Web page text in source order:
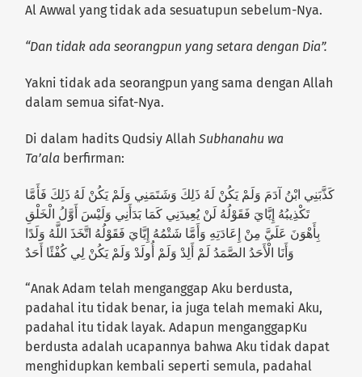
Al Awwal yang tidak ada sesuatupun sebelum-Nya.
“Dan tidak ada seorangpun yang setara dengan Dia”.
Yakni tidak ada seorangpun yang sama dengan Allah
dalam semua sifat-Nya.
Di dalam hadits Qudsiy AllahSubhanahu wa
Ta’ala berfirman:
كَذَّبَنِي ابْنُ آدَمَ وَلَمْ يَكُنْ لَهُ ذَلِكَ وَشَتَمَنِي وَلَمْ يَكُنْ لَهُ ذَلِكَ فَأَمَّا
تَكْذِيبُهُ إِيَّايَ فَقَوْلُهُ لَنْ يُعِيدَنِي كَمَا بَدَأَنِي وَلَيْسَ أَوَّلُ الْخَلْقِ
بِأَهْوَنَ عَلَيَّ مِنْ إِعَادَتِهِ وَأَمَّا شَتْمُهُ إِيَّايَ فَقَوْلُهُ اتَّخَذَ اللَّهُ وَلَدًا
وَأَنَا الْأَحَدُ الصَّمَدُ لَمْ أَلِدْ وَلَمْ أُولَدْ وَلَمْ يَكُنْ لِي كُفْئًا أَحَدٌ
“Anak Adam telah menganggap Aku berdusta,
padahal itu tidak benar, ia juga telah memaki Aku,
padahal itu tidak layak. Adapun menganggapKu
berdusta adalah ucapannya bahwa Aku tidak dapat
menghidupkan kembali seperti semula, padahal